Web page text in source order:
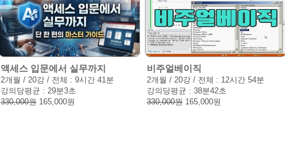
액세스 입문에서 실무까지
2개월 / 20강 / 전체 : 9시간 41분
강의당평균 : 29분3초
330,000원 165,000원
비주얼베이직
2개월 / 20강 / 전체 : 12시간 54분
강의당평균 : 38분42초
330,000원 165,000원